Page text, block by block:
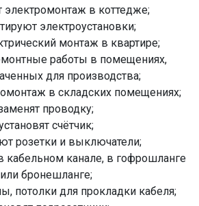
электромонтаж в коттедже;
электроустановки;
монтаж в квартире;
работы в помещениях,
для производства;
в складских помещениях;
проводку;
счётчик;
розетки и выключатели;
кабельном канале, в гофрошланге
или бронешланге;
потолки для прокладки кабеля;